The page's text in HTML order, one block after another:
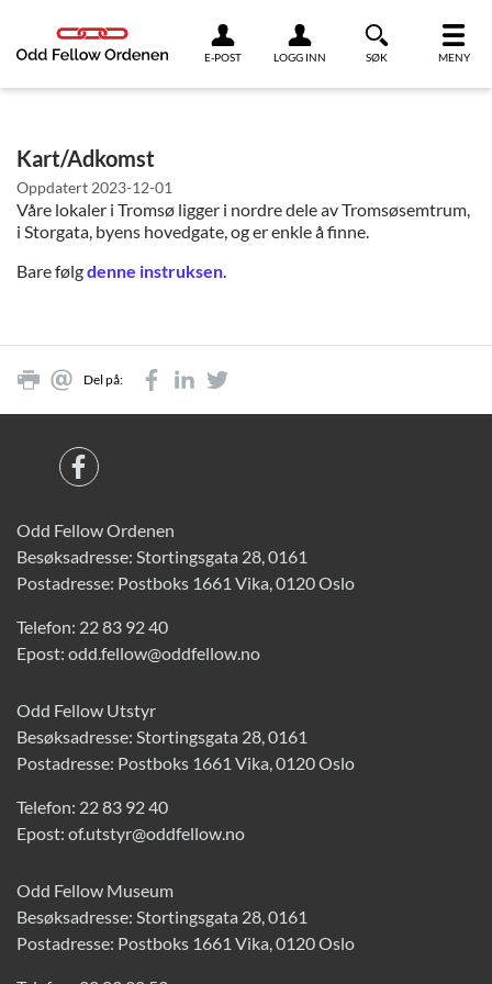
E-POST LOGG INN SØK MENY
Kart/Adkomst
Oppdatert 2023-12-01
Våre lokaler i Tromsø ligger i nordre dele av Tromsøsemtrum,
i Storgata, byens hovedgate, og er enkle å finne.
Bare følgdenne instruksen
Del på:
Odd Fellow Ordenen
Besøksadresse: Stortingsgata 28, 0161
Postadresse: Postboks 1661 Vika, 0120 Oslo
Telefon: 22 83 92 40
Epost: odd.fellow@oddfellow.no
Odd Fellow Utstyr
Besøksadresse: Stortingsgata 28, 0161
Postadresse: Postboks 1661 Vika, 0120 Oslo
Telefon: 22 83 92 40
Epost: of.utstyr@oddfellow.no
Odd Fellow Museum
Besøksadresse: Stortingsgata 28, 0161
Postadresse: Postboks 1661 Vika, 0120 Oslo